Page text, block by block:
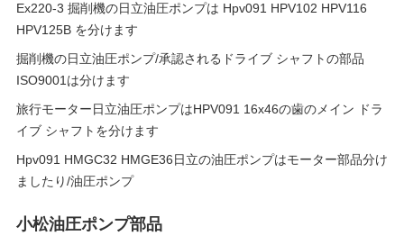
Ex220-3 掘削機の日立油圧ポンプは Hpv091 HPV102 HPV116
HPV125B を分けます
掘削機の日立油圧ポンプ/承認されるドライブ シャフトの部品
ISO9001は分けます
旅行モーター日立油圧ポンプはHPV091 16x46の歯のメイン ドラ
イブ シャフトを分けます
Hpv091 HMGC32 HMGE36日立の油圧ポンプはモーター部品分け
ましたり/油圧ポンプ
小松油圧ポンプ部品